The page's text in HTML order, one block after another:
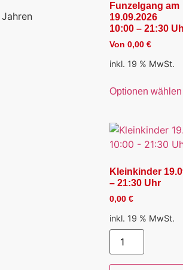
Funzelgang am
19.09.2026
10:00 – 21:30
Von 0,00 €
inkl. 19 % MwSt.
Optionen wählen
Kleinkinder
– 21:30 Uhr
0,00 €
inkl. 19 % MwSt.